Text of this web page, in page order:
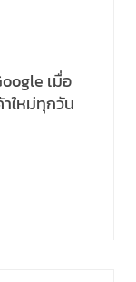
เมื่อ
ใหม่ทุกวัน